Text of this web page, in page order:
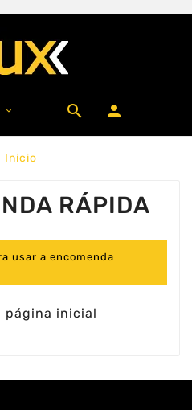
  
Inicio
RÁPIDA
usar a encomenda
página inicial